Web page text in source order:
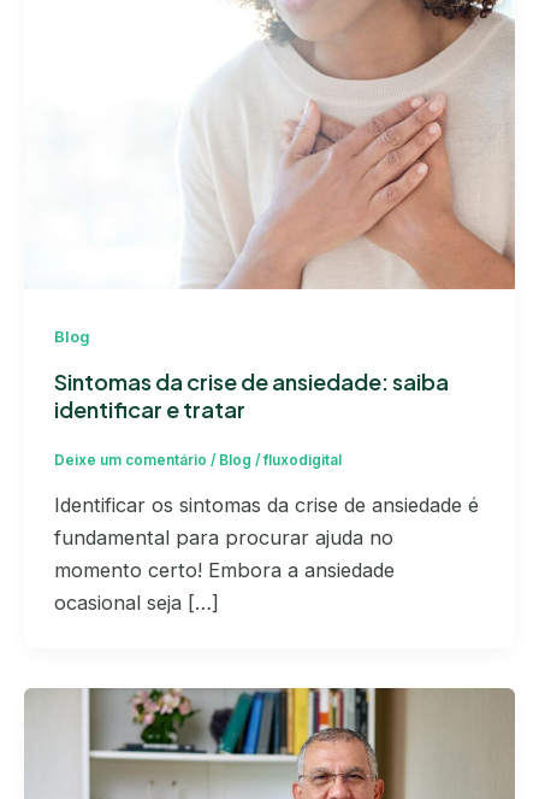
Blog
Sintomas da crise de ansiedade: saiba
identificar e tratar
Deixe um comentário / Blog /fluxodigital
Identificar os sintomas da crise de ansiedade é
fundamental para procurar ajuda no
momento certo! Embora a ansiedade
ocasional seja […]